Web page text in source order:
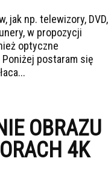
jak np. telewizory, DVD,
w propozycji
optyczne
postaram się
OBRAZU
4K